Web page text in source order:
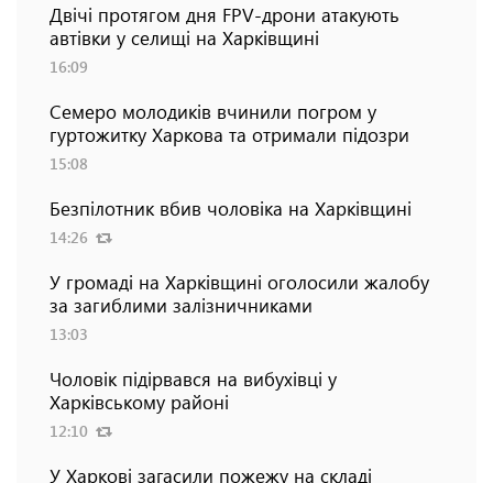
Двічі протягом дня FPV-дрони атакують
автівки у селищі на Харківщині
16:09
Семеро молодиків вчинили погром у
гуртожитку Харкова та отримали підозри
15:08
Безпілотник вбив чоловіка на Харківщині
14:26
У громаді на Харківщині оголосили жалобу
за загиблими залізничниками
13:03
Чоловік підірвався на вибухівці у
Харківському районі
12:10
У Харкові загасили пожежу на складі